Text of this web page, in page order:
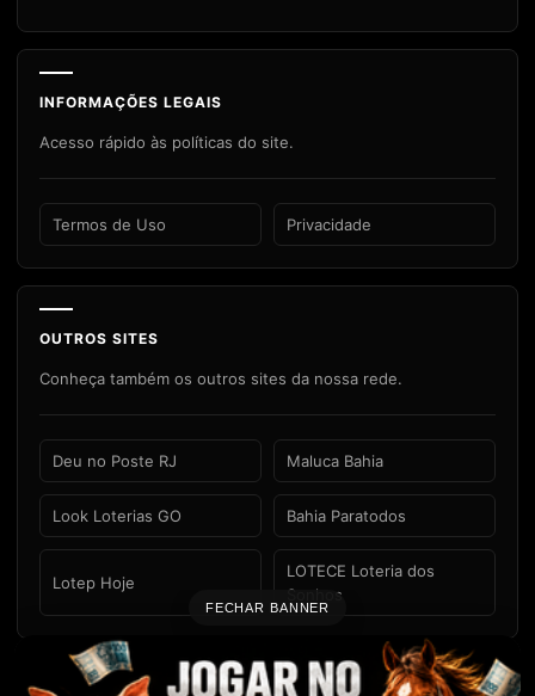
INFORMAÇÕES LEGAIS
Acesso rápido às políticas do site.
Termos de Uso Privacidade
OUTROS SITES
Conheça também os outros sites da nossa rede.
Deu no Poste RJ Maluca Bahia
Look Loterias GO Bahia Paratodos
Lotep Hoje
LOTECE Loteria dos
Sonhos
FECHAR BANNER